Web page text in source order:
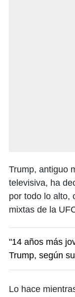
Trump, antiguo
televisiva, ha
por todo lo alto,
mixtas de la
"14 años más
Trump, según
Lo hace